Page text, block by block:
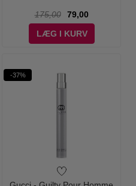
175,00
79,00
LÆG I KURV
-37%